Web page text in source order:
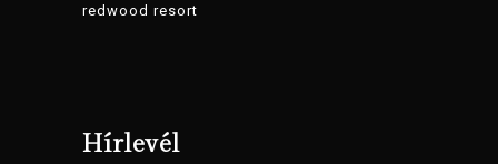
redwood resort
Hírlevél